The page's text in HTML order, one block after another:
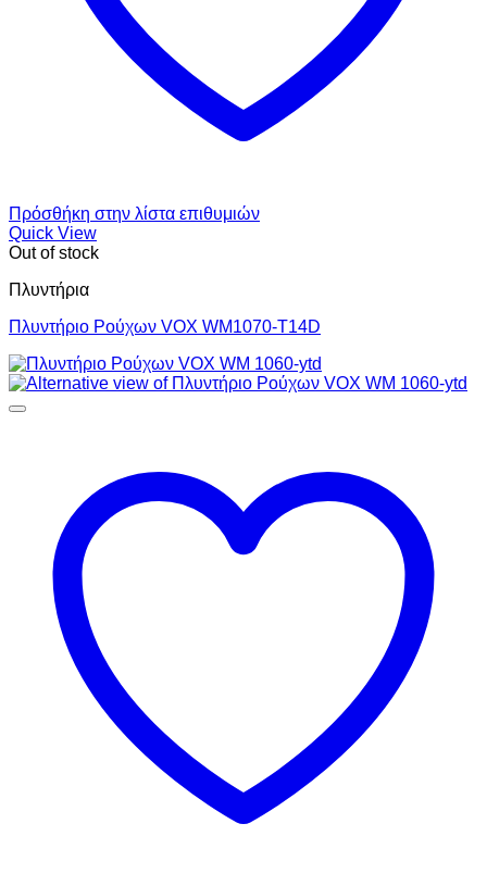
Πρόσθήκη στην λίστα επιθυμιών
Quick View
Out of stock
Πλυντήρια
Πλυντήριο Ρούχων VOX WM1070-T14D